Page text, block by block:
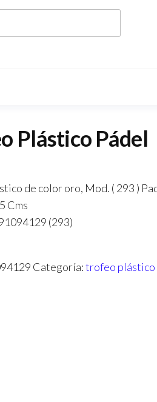
Plástico Pádel
de color oro, Mod. ( 293 )
Cms
(293)
Categoría:trofeo plástico